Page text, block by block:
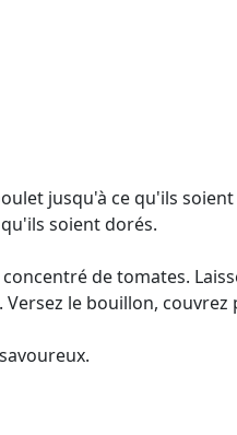
jusqu'à ce qu'ils soient
soient dorés.
de tomates.
le bouillon,